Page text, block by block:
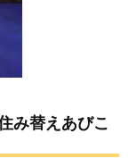
み替えあびこ